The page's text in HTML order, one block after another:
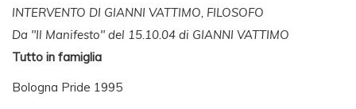
INTERVENTO DI GIANNI VATTIMO, FILOSOFO
Da "Il Manifesto" del 15.10.04 di GIANNI VATTIMO
Tutto in famiglia
Bologna Pride 1995